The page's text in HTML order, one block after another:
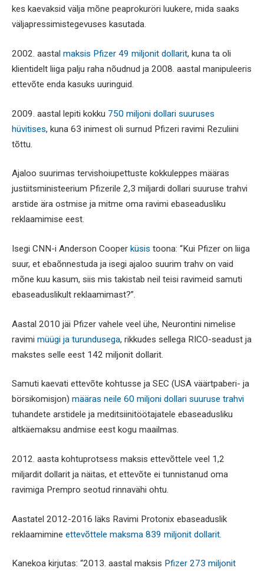
kes kaevaksid välja mõne peaprokuröri luukere, mida saaks
väljapressimistegevuses kasutada.
2002. aastal maksis Pfizer 49 miljonit dollarit, kuna ta oli
klientidelt liiga palju raha nõudnud ja 2008. aastal manipuleeris
ettevõte enda kasuks uuringuid.
2009. aastal lepiti kokku 750 miljoni dollari suuruses
hüvitises, kuna 63 inimest oli surnud Pfizeri ravimi Rezuliini
tõttu.
Ajaloo suurimas tervishoiupettuste kokkuleppes määras
justiitsministeerium Pfizerile 2,3 miljardi dollari suuruse trahvi
arstide ära ostmise ja mitme oma ravimi ebaseadusliku
reklaamimise eest.
Isegi CNN-i Anderson Cooper küsis toona: “Kui Pfizer on liiga
suur, et ebaõnnestuda ja isegi ajaloo suurim trahv on vaid
mõne kuu kasum, siis mis takistab neil teisi ravimeid samuti
ebaseaduslikult reklaamimast?”.
Aastal 2010 jäi Pfizer vahele veel ühe, Neurontini nimelise
ravimi müügi ja turundusega, rikkudes sellega RICO-seadust ja
makstes selle eest 142 miljonit dollarit.
Samuti kaevati ettevõte kohtusse ja SEC (USA väärtpaberi- ja
börsikomisjon) määras neile 60 miljoni dollari suuruse trahvi
tuhandete arstidele ja meditsiinitöötajatele ebaseadusliku
altkäemaksu andmise eest kogu maailmas.
2012. aasta kohtuprotsess maksis ettevõttele veel 1,2
miljardit dollarit ja näitas, et ettevõte ei tunnistanud oma
ravimiga Prempro seotud rinnavähi ohtu.
Aastatel 2012-2016 läks Ravimi Protonix ebaseaduslik
reklaamimine ettevõttele maksma 839 miljonit dollarit
Kanekoa kirjutas: “2013. aastal maksis Pfizer 273 miljonit